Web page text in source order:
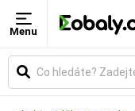
MenuVýška
Udává výšku
Šířka
Udává šířku